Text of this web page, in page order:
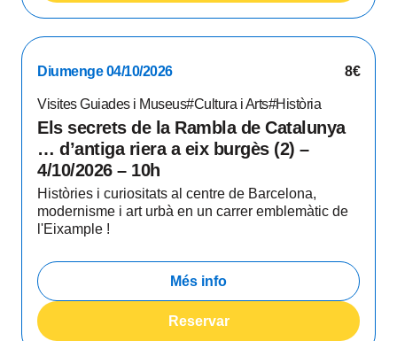
Diumenge 04/10/2026 8€
Visites Guiades i Museus#Cultura i Arts#Història
Els secrets de la Rambla de Catalunya
… d’antiga riera a eix burgès (2) –
4/10/2026 – 10h
Històries i curiositats al centre de Barcelona,
modernisme i art urbà en un carrer emblemàtic de
l'Eixample !
Més info
Reservar